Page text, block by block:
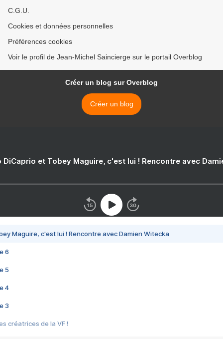
C.G.U.
Cookies et données personnelles
Préférences cookies
Voir le profil de Jean-Michel Saincierge sur le portail Overblog
Créer un blog sur Overblog
Créer un blog
DiCaprio et Tobey Maguire, c'est lui ! Rencontre avec
Maguire, c'est lui ! Rencontre avec Damien Witecka
6
5
4
3
créatrices de la VF !